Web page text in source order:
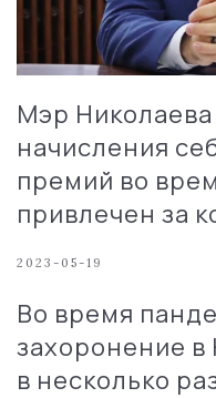
Мэр
начисления
премий во
привлечен за
2023-05-19
Во время
захоронение
в несколько